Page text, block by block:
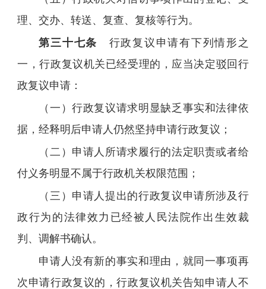
理、交办、转送、复查、复核等行为。
第三十七条 行政复议申请有下列情形之
一，行政复议机关已经受理的，应当决定驳回行
政复议申请：
（一）行政复议请求明显缺乏事实和法律依
据，经释明后申请人仍然坚持申请行政复议；
（二）申请人所请求履行的法定职责或者给
付义务明显不属于行政机关权限范围；
（三）申请人提出的行政复议申请所涉及行
政行为的法律效力已经被人民法院作出生效裁
判、调解书确认。
申请人没有新的事实和理由，就同一事项再
次申请行政复议的，行政复议机关告知申请人不